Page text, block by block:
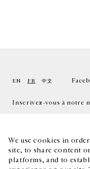
We use cookies in
site, to share content
platforms, and to
EN FR 中文
Inscrivez-vous à notre